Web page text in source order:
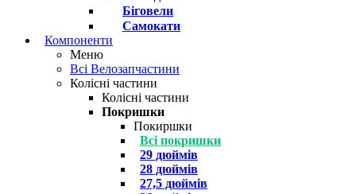
Біговели
Самокати
Компоненти
Меню
Всі Велозапчастини
Колісні частини
Колісні частини
Покришки
Покиршки
Всі покришки
29 дюймів
28 дюймів
27,5 дюймів